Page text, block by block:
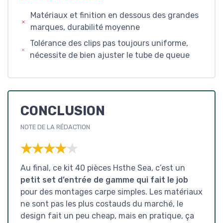
Matériaux et finition en dessous des grandes
marques, durabilité moyenne
Tolérance des clips pas toujours uniforme,
nécessite de bien ajuster le tube de queue
CONCLUSION
NOTE DE LA RÉDACTION
★★★★★
★★★★★
Au final, ce kit 40 pièces Hsthe Sea, c’est un
petit set d’entrée de gamme qui fait le job
pour des montages carpe simples. Les matériaux
ne sont pas les plus costauds du marché, le
design fait un peu cheap, mais en pratique, ça